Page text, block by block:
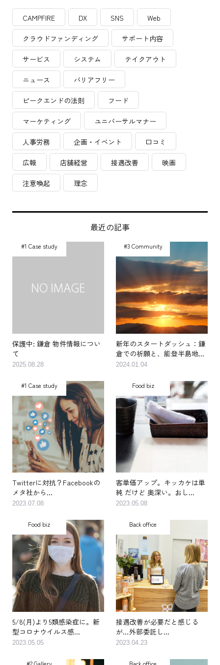
CAMPFIRE DX SNS Web
クラウドファンディング サポート内容
サービス システム テイクアウト
ニュース バリアフリー
ピークエンドの法則 フード
マーケティング ユニバーサルマナー
人事労務 企画・イベント 口コミ
広報 店舗経営 接遇改善 映画
注意喚起 理念
最近の記事
#1 Case study
保護中: 鎌倉 物件情報につい
て
2025.08.28
#3 Community
新年のスタートダッシュ：鎌
倉での祈願と、能登半島地...
2024.01.04
#1 Case study
Twitterに対抗？Facebookの
メタ社から...
2023.07.08
Food biz
客単価アップ。キッカケは単
純 だけど 奥深い。おし...
2023.05.08
Food biz
5/8(月)より5類感染症に。新
型コロナウイルス感...
2023.05.05
Back office
接遇改善が必要だと感じる
が…外部委託し...
2023.04.23
#2 Gallery Back office